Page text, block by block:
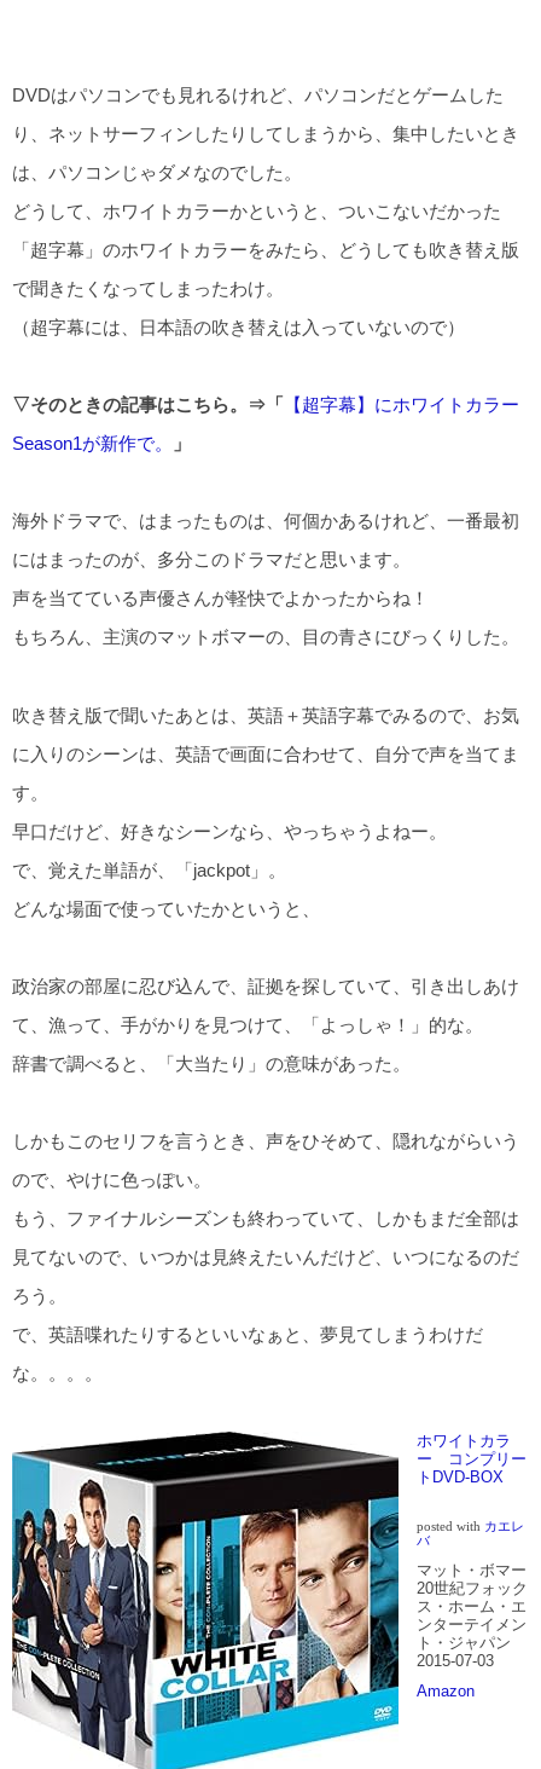
DVDはパソコンでも見れるけれど、パソコンだとゲームした
り、ネットサーフィンしたりしてしまうから、集中したいとき
は、パソコンじゃダメなのでした。
どうして、ホワイトカラーかというと、ついこないだかった
「超字幕」のホワイトカラーをみたら、どうしても吹き替え版
で聞きたくなってしまったわけ。
（超字幕には、日本語の吹き替えは入っていないので）
▽そのときの記事はこちら。⇒「 【超字幕】にホワイトカラー
Season1が新作で。
」
海外ドラマで、はまったものは、何個かあるけれど、一番最初
にはまったのが、多分このドラマだと思います。
声を当てている声優さんが軽快でよかったからね！
もちろん、主演のマットボマーの、目の青さにびっくりした。
吹き替え版で聞いたあとは、英語＋英語字幕でみるので、お気
に入りのシーンは、英語で画面に合わせて、自分で声を当てま
す。
早口だけど、好きなシーンなら、やっちゃうよねー。
で、覚えた単語が、「jackpot」。
どんな場面で使っていたかというと、
政治家の部屋に忍び込んで、証拠を探していて、引き出しあけ
て、漁って、手がかりを見つけて、「よっしゃ！」的な。
辞書で調べると、「大当たり」の意味があった。
しかもこのセリフを言うとき、声をひそめて、隠れながらいう
ので、やけに色っぽい。
もう、ファイナルシーズンも終わっていて、しかもまだ全部は
見てないので、いつかは見終えたいんだけど、いつになるのだ
ろう。
で、英語喋れたりするといいなぁと、夢見てしまうわけだ
な。。。。
ホワイトカラ
ー コンプリー
トDVD-BOX
posted with カエレ
バ
マット・ボマー
20世紀フォック
ス・ホーム・エ
ンターテイメン
ト・ジャパン
2015-07-03
Amazon